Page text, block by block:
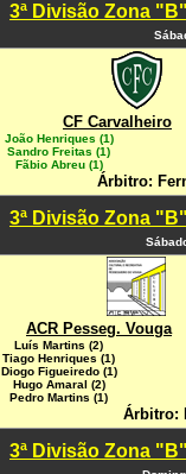
3ª Divisão Zona
CF Carvalheiro
João Henriques (1)
Sandro Freitas (1)
Fãbio Abreu (1)
Árbitro:
3ª Divisão Zona
ACR Pesseg. Vouga
Luís Martins (2)
Tiago Henriques (1)
Diogo Figueiredo (1)
Hugo Amaral (2)
Pedro Martins (1)
Árbitro:
3ª Divisão Zona